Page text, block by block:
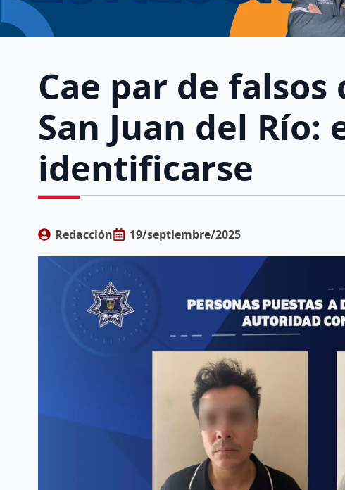
Cae par de falsos
San Juan del
identificarse
Redacción 19/septiembre/2025